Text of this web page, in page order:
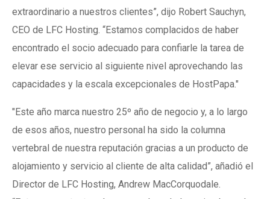
extraordinario a nuestros clientes”, dijo Robert Sauchyn,
CEO de LFC Hosting. “Estamos complacidos de haber
encontrado el socio adecuado para confiarle la tarea de
elevar ese servicio al siguiente nivel aprovechando las
capacidades y la escala excepcionales de HostPapa."
"Este año marca nuestro 25º año de negocio y, a lo largo
de esos años, nuestro personal ha sido la columna
vertebral de nuestra reputación gracias a un producto de
alojamiento y servicio al cliente de alta calidad”, añadió el
Director de LFC Hosting, Andrew MacCorquodale.